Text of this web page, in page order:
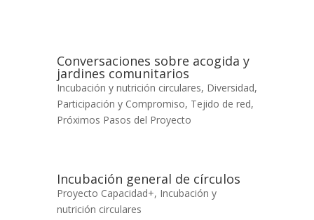
Conversaciones sobre acogida y
jardines comunitarios
Incubación y nutrición circulares, Diversidad,
Participación y Compromiso, Tejido de red,
Próximos Pasos del Proyecto
Incubación general de círculos
Proyecto Capacidad+, Incubación y
nutrición circulares